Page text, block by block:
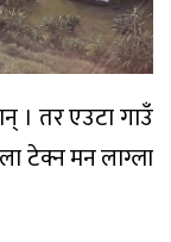
। तर एउटा गाउँ
टेक्न मन लाग्ला